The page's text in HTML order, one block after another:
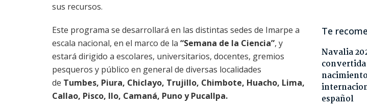
sus recursos.
Te
Navalia
convertida
español
Este programa se desarrollará en las distintas sedes de Imarpe a
escala nacional, en el marco de la “Semana de la Ciencia”, y
estará dirigido a escolares, universitarios, docentes, gremios
pesqueros y público en general de diversas localidades
de Tumbes, Piura, Chiclayo, Trujillo, Chimbote, Huacho, Lima,
Callao, Pisco, Ilo, Camaná, Puno y Pucallpa.